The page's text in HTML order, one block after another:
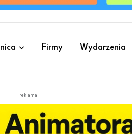
Firmy Wydarzenia
reklama